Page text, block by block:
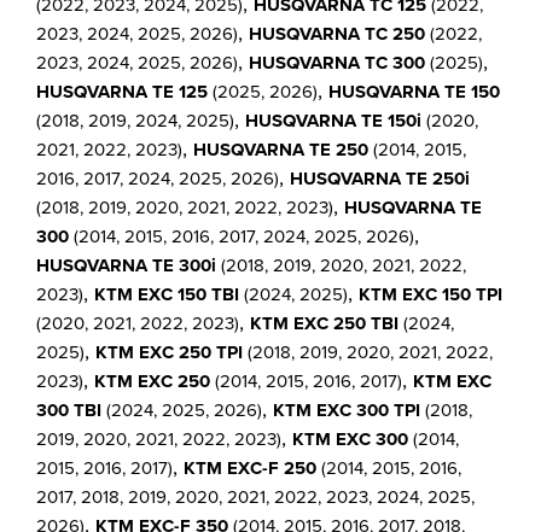
2023, 2024, 2025, 2026), HUSQVARNA TC 250(2022,
2023, 2024, 2025, 2026), HUSQVARNA TC 300(2025),
HUSQVARNA TE 125(2025, 2026), HUSQVARNA TE 150
(2018, 2019, 2024, 2025), HUSQVARNA TE 150i (2020,
2021, 2022, 2023), HUSQVARNA TE 250(2014, 2015,
2016, 2017, 2024, 2025, 2026), HUSQVARNA TE 250i
(2018, 2019, 2020, 2021, 2022, 2023), HUSQVARNA TE
300(2014, 2015, 2016, 2017, 2024, 2025, 2026),
HUSQVARNA TE 300i (2018, 2019, 2020, 2021, 2022,
2023), KTM EXC 150 TBI(2024, 2025), KTM EXC 150 TPI
(2020, 2021, 2022, 2023), KTM EXC 250 TBI(2024,
2025), KTM EXC 250 TPI(2018, 2019, 2020, 2021, 2022,
2023), KTM EXC 250(2014, 2015, 2016, 2017), KTM EXC
300 TBI(2024, 2025, 2026), KTM EXC 300 TPI(2018,
2019, 2020, 2021, 2022, 2023), KTM EXC 300(2014,
2015, 2016, 2017), KTM EXC-F 250(2014, 2015, 2016,
2017, 2018, 2019, 2020, 2021, 2022, 2023, 2024, 2025,
2026), KTM EXC-F 350(2014, 2015, 2016, 2017, 2018,